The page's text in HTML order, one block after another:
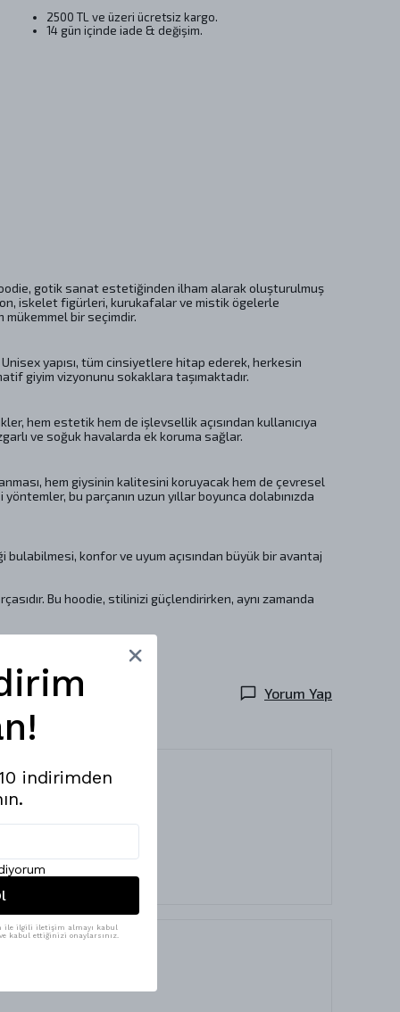
2500 TL ve üzeri ücretsiz kargo.
14 gün içinde iade & değişim.
gotik sanat estetiğinden ilham alarak oluşturulmuş
iskelet figürleri, kurukafalar ve mistik ögelerle
bir seçimdir.
yapısı, tüm cinsiyetlere hitap ederek, herkesin
giyim vizyonunu sokaklara taşımaktadır.
hem estetik hem de işlevsellik açısından kullanıcıya
ve soğuk havalarda ek koruma sağlar.
hem giysinin kalitesini koruyacak hem de çevresel
bu parçanın uzun yıllar boyunca dolabınızda
konfor ve uyum açısından büyük bir avantaj
Bu hoodie, stilinizi güçlendirirken, aynı zamanda
Yorum Yap
indirimden
ile ilgili iletişim almayı kabul
kabul ettiğinizi onaylarsınız.